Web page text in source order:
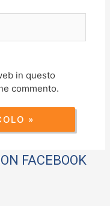
in questo
commento.
FACEBOOK